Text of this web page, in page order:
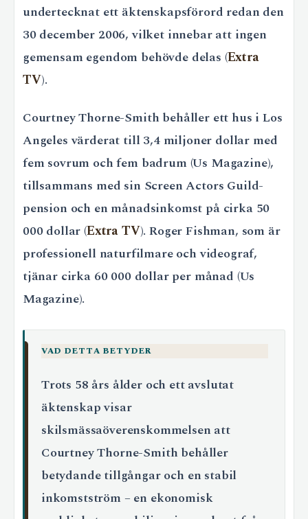
undertecknat ett äktenskapsförord redan den
30 december 2006, vilket innebar att ingen
gemensam egendom behövde delas (Extra
TV).
Courtney Thorne-Smith behåller ett hus i Los
Angeles värderat till 3,4 miljoner dollar med
fem sovrum och fem badrum (Us Magazine),
tillsammans med sin Screen Actors Guild-
pension och en månadsinkomst på cirka 50
000 dollar (Extra TV). Roger Fishman, som är
professionell naturfilmare och videograf,
tjänar cirka 60 000 dollar per månad (Us
Magazine).
VAD DETTA BETYDER
Trots 58 års ålder och ett avslutat
äktenskap visar
skilsmässaöverenskommelsen att
Courtney Thorne-Smith behåller
betydande tillgångar och en stabil
inkomstström – en ekonomisk